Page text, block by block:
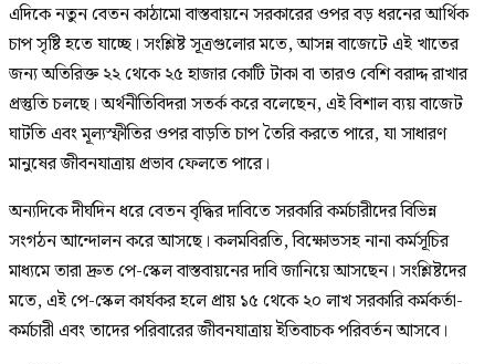
এদিকে নতুন বেতন কাঠামো বাস্তবায়নে সরকারের ওপর বড় ধরনের আর্থিক
চাপ সৃষ্টি হতে যাচ্ছে। সংশ্লিষ্ট সূত্রগুলোর মতে, আসন্ন বাজেটে এই খাতের
জন্য অতিরিক্ত ২২ থেকে ২৫ হাজার কোটি টাকা বা তারও বেশি বরাদ্দ রাখার
প্রস্তুতি চলছে। অর্থনীতিবিদরা সতর্ক করে বলেছেন, এই বিশাল ব্যয় বাজেট
ঘাটতি এবং মূল্যস্ফীতির ওপর বাড়তি চাপ তৈরি করতে পারে, যা সাধারণ
মানুষের জীবনযাত্রায় প্রভাব ফেলতে পারে।
অন্যদিকে দীর্ঘদিন ধরে বেতন বৃদ্ধির দাবিতে সরকারি কর্মচারীদের বিভিন্ন
সংগঠন আন্দোলন করে আসছে। কলমবিরতি, বিক্ষোভসহ নানা কর্মসূচির
মাধ্যমে তারা দ্রুত পে-স্কেল বাস্তবায়নের দাবি জানিয়ে আসছেন। সংশ্লিষ্টদের
মতে, এই পে-স্কেল কার্যকর হলে প্রায় ১৫ থেকে ২০ লাখ সরকারি কর্মকর্তা-
কর্মচারী এবং তাদের পরিবারের জীবনযাত্রায় ইতিবাচক পরিবর্তন আসবে।